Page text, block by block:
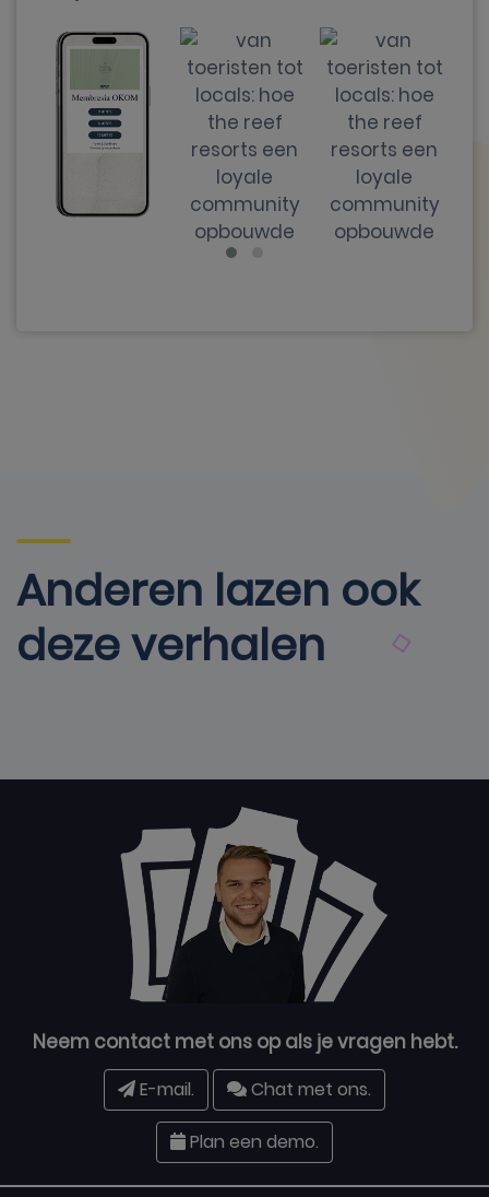
Anderen lazen ook
deze verhalen
Neem contact met ons op als je vragen hebt.
E-mail. Chat met ons.
Plan een demo.